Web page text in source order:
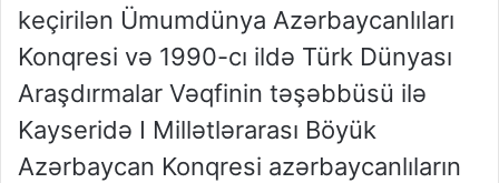
keçirilən Ümumdünya Azərbaycanlıları
Konqresi və 1990-cı ildə Türk Dünyası
Araşdırmalar Vəqfinin təşəbbüsü ilə
Kayseridə I Millətlərarası Böyük
Azərbaycan Konqresi azərbaycanlıların